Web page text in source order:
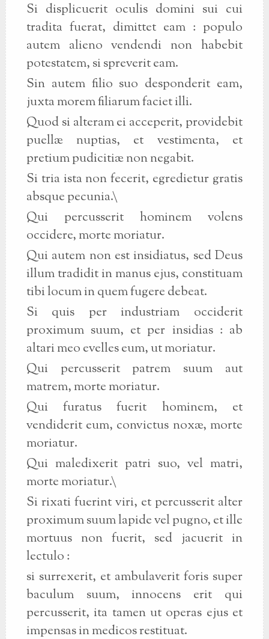
Si displicuerit oculis domini sui cui
tradita fuerat, dimittet eam : populo
autem alieno vendendi non habebit
potestatem, si spreverit eam.
Sin autem filio suo desponderit eam,
juxta morem filiarum faciet illi.
Quod si alteram ei acceperit, providebit
puellæ nuptias, et vestimenta, et
pretium pudicitiæ non negabit.
Si tria ista non fecerit, egredietur gratis
absque pecunia.\
Qui percusserit hominem volens
occidere, morte moriatur.
Qui autem non est insidiatus, sed Deus
illum tradidit in manus ejus, constituam
tibi locum in quem fugere debeat.
Si quis per industriam occiderit
proximum suum, et per insidias : ab
altari meo evelles eum, ut moriatur.
Qui percusserit patrem suum aut
matrem, morte moriatur.
Qui furatus fuerit hominem, et
vendiderit eum, convictus noxæ, morte
moriatur.
Qui maledixerit patri suo, vel matri,
morte moriatur.\
Si rixati fuerint viri, et percusserit alter
proximum suum lapide vel pugno, et ille
mortuus non fuerit, sed jacuerit in
lectulo :
si surrexerit, et ambulaverit foris super
baculum suum, innocens erit qui
percusserit, ita tamen ut operas ejus et
impensas in medicos restituat.